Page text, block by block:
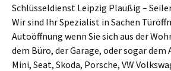
Schlüsseldienst Leipzig Plaußig –
Wir sind Ihr Spezialist in Sachen
Autoöffnung wenn Sie sich aus der
dem Büro, der Garage, oder sogar dem
Mini, Seat, Skoda, Porsche, VW